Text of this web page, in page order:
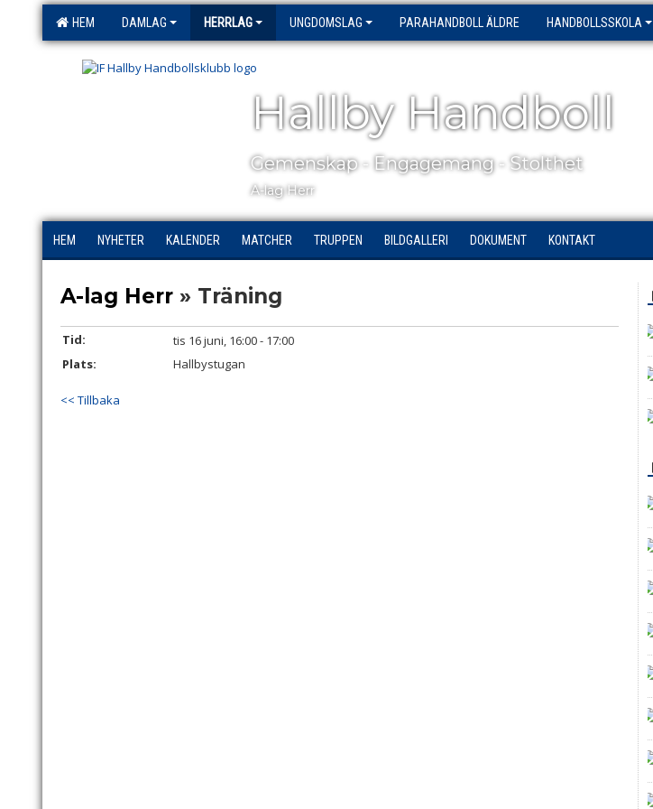
HEM DAMLAG HERRLAG UNGDOMSLAG PARAHANDBOLL ÄLDRE HANDBOLLSSKOLA
Hallby Handboll
Gemenskap - Engagemang - Stolthet
A-lag Herr
HEM NYHETER KALENDER MATCHER TRUPPEN BILDGALLERI DOKUMENT KONTAKT
A-lag Herr » Träning
Tid:
tis 16 juni, 16:00 - 17:00
Plats:
Hallbystugan
<< Tillbaka